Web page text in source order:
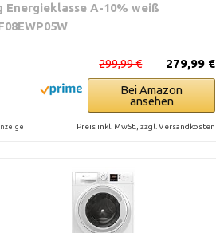
Energieklasse A-10% weiß
279,99 €
299,99 €
Bei Amazon
ansehen
Preis inkl. MwSt., zzgl. Versandkosten